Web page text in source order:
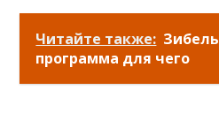
Читайте также: Зибель
программа для чего